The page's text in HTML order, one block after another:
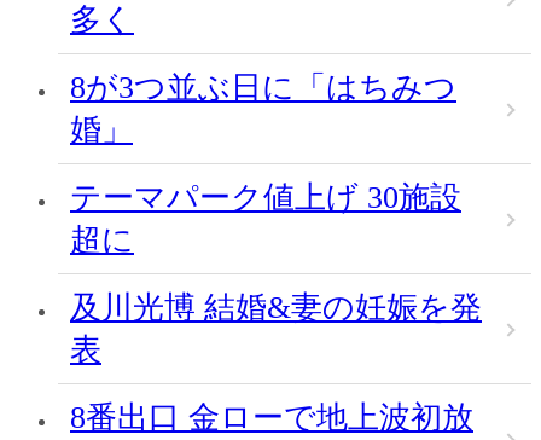
多く
8が3つ並ぶ日に「はちみつ
婚」
テーマパーク値上げ 30施設
超に
及川光博 結婚&妻の妊娠を発
表
8番出口 金ローで地上波初放